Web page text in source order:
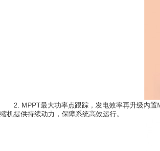
2. MPPT最大功率点跟踪，发电效率再升级内
缩机提供持续动力，保障系统高效运行。